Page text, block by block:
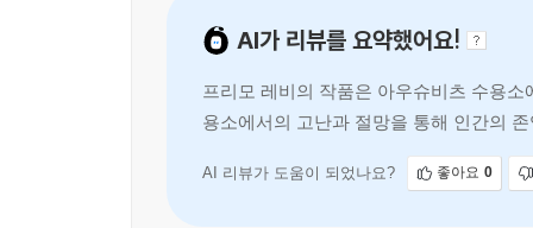
근본적이고 보편적으로 현대 ‘인간’ 그 자체의
걸음 더 나아가 그 증언이 전달되지 않을지 모른
이러한 레비의 치열하고 섬세한 성찰은 과거의
AI가 리뷰를 요약했어요!
프리모 레비의 작품은 아우슈비츠 수용
용소에서의 고난과 절망을 통해 인간의
책은 아우슈비츠에서 강제노역을 했던 생